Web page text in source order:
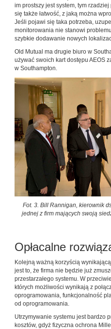
im prostszy jest system, tym rzadziej
się także łatwość, z jaką można
Jeśli pojawi się taka potrzeba,
monitorowania nie stanowi
szybkie dodawanie nowych
Old Mutual ma drugie biuro w
używać swoich kart dostępu AEOS
w Southampton.
Fot. 3. Bill Rannigan, kierownik
jednej z firm mających swoją
Opłacalne
Kolejną ważną korzyścią
jest to, że firma nie będzie już
przestarzałego systemu. W
których możliwości wynikają z
oprogramowania, funkcjonalność
od oprogramowania.
Utrzymywanie systemu jest bardzo
kosztów, gdyż fizyczna ochrona